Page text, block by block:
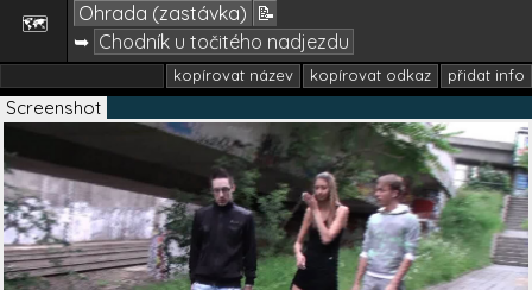
🗺️ Ohrada (zastávka) 📝
➥ Chodník u točitého nadjezdu
kopírovat název kopírovat odkaz přidat info
Screenshot